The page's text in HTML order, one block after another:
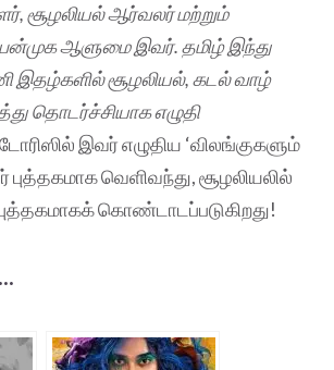
சூழலியல் ஆர்வலர் மற்றும்
ஆளுமை இவர். தமிழ் இந்து
இதழ்களில் சூழலியல், கடல் வாழ்
தொடர்ச்சியாக எழுதி
இவர் எழுதிய ‘விலங்குகளும்
புத்தகமாக வெளிவந்து, சூழலியலில்
கொண்டாடப்படுகிறது!